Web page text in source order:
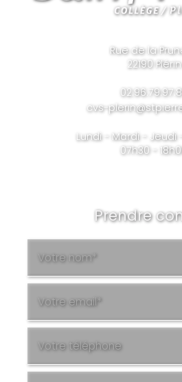
Rue de la
22190 Plérin
cvs-
Lundi - Mardi - Jeudi
07h30 -
Prendre